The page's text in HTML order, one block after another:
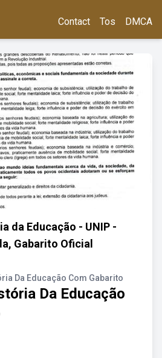
Contact Tos DMCA
da Educação - UNIP -
Gabarito Oficial
Da Educação Com Gabarito
Da Educação